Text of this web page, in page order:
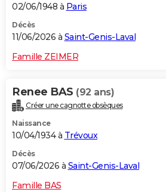
02/06/1948 à Paris
Décès
11/06/2026 à Saint-Genis-Laval
Famille ZEIMER
Renee BAS (92 ans)
Créer une cagnotte obsèques
Naissance
10/04/1934 à Trévoux
Décès
07/06/2026 à Saint-Genis-Laval
Famille BAS